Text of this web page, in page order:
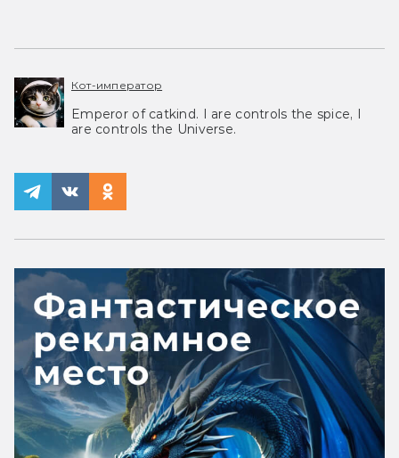
Кот-император
Emperor of catkind. I are controls the spice, I
are controls the Universe.